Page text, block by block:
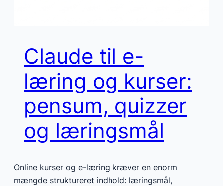
Claude til e-
læring og kurser:
pensum, quizzer
og læringsmål
Online kurser og e-læring kræver en enorm
mængde struktureret indhold: læringsmål,